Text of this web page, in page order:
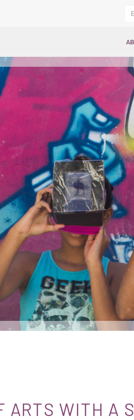
ARTS WITH A